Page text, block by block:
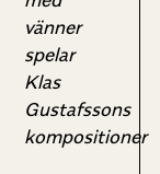
vänner
spelar
Klas
Gustafssons
kompositioner